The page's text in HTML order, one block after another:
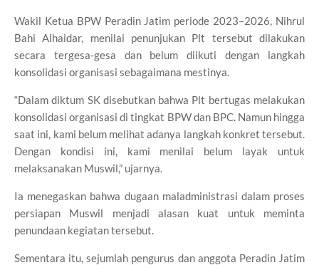
Wakil Ketua BPW Peradin Jatim periode 2023–2026, Nihrul
Bahi Alhaidar, menilai penunjukan Plt tersebut dilakukan
secara tergesa-gesa dan belum diikuti dengan langkah
konsolidasi organisasi sebagaimana mestinya.
“Dalam diktum SK disebutkan bahwa Plt bertugas melakukan
konsolidasi organisasi di tingkat BPW dan BPC. Namun hingga
saat ini, kami belum melihat adanya langkah konkret tersebut.
Dengan kondisi ini, kami menilai belum layak untuk
melaksanakan Muswil,” ujarnya.
Ia menegaskan bahwa dugaan maladministrasi dalam proses
persiapan Muswil menjadi alasan kuat untuk meminta
penundaan kegiatan tersebut.
Sementara itu, sejumlah pengurus dan anggota Peradin Jatim